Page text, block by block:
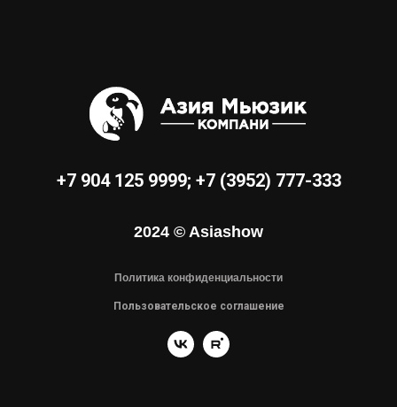
+7 904 125 9999; +7 (3952) 777-333
2024 © Asiashow
Политика конфиденциальности
Пользовательское соглашение